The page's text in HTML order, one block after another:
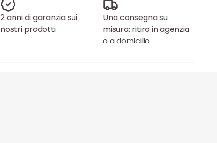
2 anni di garanzia sui
nostri prodotti
Una consegna su
misura: ritiro in agenzia
o a domicilio